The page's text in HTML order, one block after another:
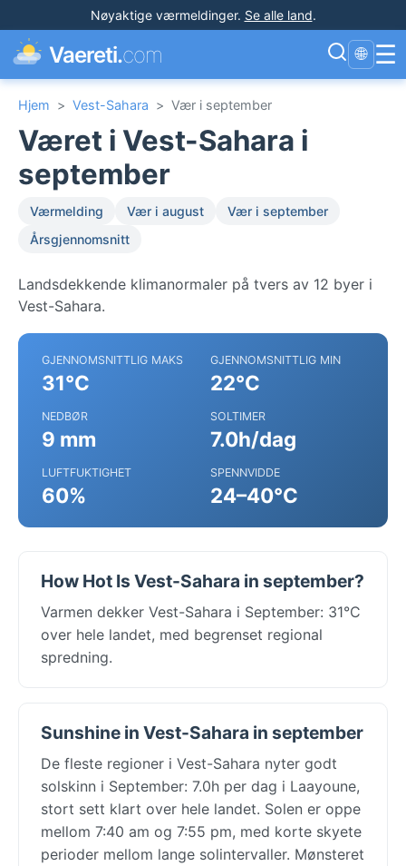
Nøyaktige værmeldinger. Se alle land.
Vaereti.com 🌐 ☰
Hjem > Vest-Sahara > Vær i september
Været i Vest-Sahara i
september
Værmelding Vær i august
Vær i september
Årsgjennomsnitt
Landsdekkende klimanormaler på tvers av 12 byer i
Vest-Sahara.
GJENNOMSNITTLIG MAKS
31°C
GJENNOMSNITTLIG MIN
22°C
NEDBØR
9 mm
SOLTIMER
7.0h/dag
LUFTFUKTIGHET
60%
SPENNVIDDE
24–40°C
How Hot Is Vest-Sahara in september?
Varmen dekker Vest-Sahara i September: 31°C
over hele landet, med begrenset regional
spredning.
Sunshine in Vest-Sahara in september
De fleste regioner i Vest-Sahara nyter godt
solskinn i September: 7.0h per dag i Laayoune,
stort sett klart over hele landet. Solen er oppe
mellom 7:40 am og 7:55 pm, med korte skyete
perioder mellom lange solintervaller. Mønsteret